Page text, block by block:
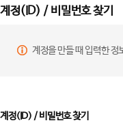
계정(ID) / 비밀번호 찾기
계정을 만들 때 입력한 정
계정(ID) / 비밀번호 찾기